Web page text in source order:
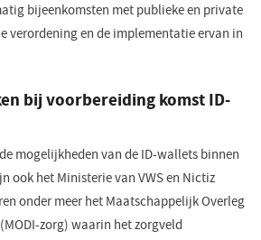
bijeenkomsten met publieke en private
verordening en de implementatie ervan in
bij voorbereiding komst ID-
mogelijkheden van de ID-wallets binnen
ook het Ministerie van VWS en Nictiz
onder meer het Maatschappelijk Overleg
zorg) waarin het zorgveld